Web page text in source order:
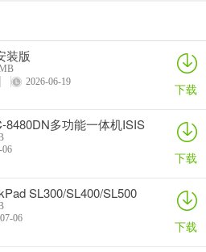
动
AMD Mobility Radeon HD 2000/HD 3000/HD 4000/HD 5000系列移动显卡催化剂驱动
映泰Hi-Fi H77S 5.x主板BIOS
装版
2026-06-19 下载
8480DN多功能一体机ISIS
06 下载
SL300/SL400/SL500
06 下载